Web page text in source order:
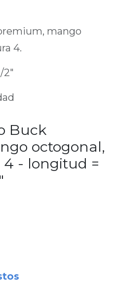
mango
4.
2"
Buck
octogonal,
- longitud =